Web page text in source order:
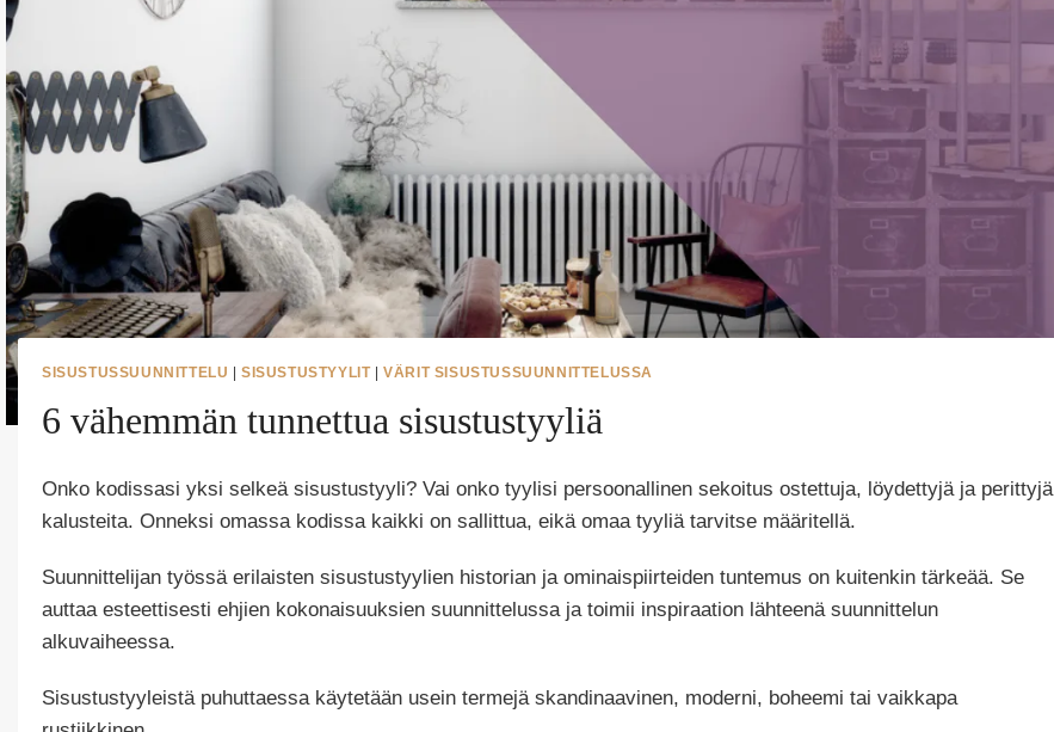
SISUSTUSSUUNNITTELU |SISUSTUSTYYLIT|VÄRIT SISUSTUSSUUNNITTELUSSA
6 vähemmän tunnettua sisustustyyliä
Onko kodissasi yksi selkeä sisustustyyli? Vai onko tyylisi persoonallinen sekoitus ostettuja, löydettyjä ja perittyjä
kalusteita. Onneksi omassa kodissa kaikki on sallittua, eikä omaa tyyliä tarvitse määritellä.
Suunnittelijan työssä erilaisten sisustustyylien historian ja ominaispiirteiden tuntemus on kuitenkin tärkeää. Se
auttaa esteettisesti ehjien kokonaisuuksien suunnittelussa ja toimii inspiraation lähteenä suunnittelun
alkuvaiheessa.
Sisustustyyleistä puhuttaessa käytetään usein termejä skandinaavinen, moderni, boheemi tai vaikkapa